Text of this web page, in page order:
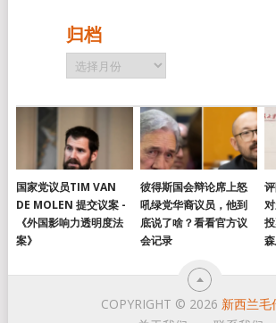
归档
归
档
国家党议员TIM VAN
DE MOLEN 提交议案 -
《外国影响力透明度法
案》
彼得斯国会辩论席上怒
吼绿党华裔议员，他到
底说了啥？看看官方议
会记录
COPYRIGHT © 2026 新西兰毛